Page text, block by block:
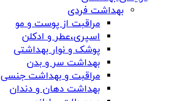
بهداشت فردی
مراقبت از پوست و مو
اسپری،عطر و ادکلن
پوشک و نوار بهداشتی
بهداشت سر و بدن
مراقبت و بهداشت جنسی
بهداشت دهان و دندان